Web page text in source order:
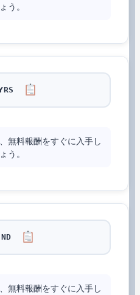
う。
無料報酬をすぐに入手し
う。
無料報酬をすぐに入手し